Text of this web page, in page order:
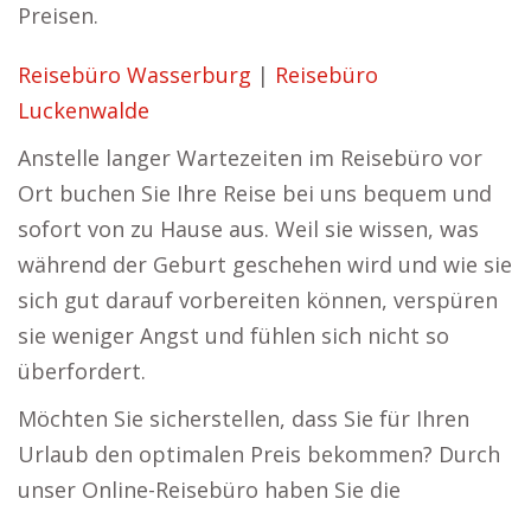
Preisen.
Reisebüro Wasserburg | Reisebüro
Luckenwalde
Anstelle langer Wartezeiten im Reisebüro vor
Ort buchen Sie Ihre Reise bei uns bequem und
sofort von zu Hause aus. Weil sie wissen, was
während der Geburt geschehen wird und wie sie
sich gut darauf vorbereiten können, verspüren
sie weniger Angst und fühlen sich nicht so
überfordert.
Möchten Sie sicherstellen, dass Sie für Ihren
Urlaub den optimalen Preis bekommen? Durch
unser Online-Reisebüro haben Sie die